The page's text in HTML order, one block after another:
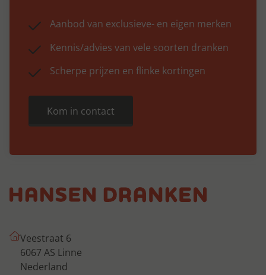
Aanbod van exclusieve- en eigen merken
Kennis/advies van vele soorten dranken
Scherpe prijzen en flinke kortingen
Kom in contact
Veestraat 6
6067 AS Linne
Nederland